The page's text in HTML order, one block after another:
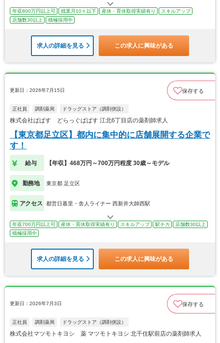
年収800万円以上可 残業月10ｈ以下 産休・育休取得実績有り
スキルアップ
店舗数30以上
積極採用中
求人の詳細を見る この求人に興味がある
更新日：2026年7月15日 保存する
正社員 調剤薬局 ドラッグストア（調剤併設）
株式会社ぱぱす どらっぐぱぱす 江北6丁目店の薬剤師求人
【東京都足立区】都内に集中的に店舗展開する企業で
す！
給与 【年収】468万円～700万円程度 30歳～モデル
勤務地 東京都 足立区
アクセス 都営日暮里・舎人ライナー 西新井大師西駅
年収700万円以上可 産休・育休取得実績有り スキルアップ 駅チカ
店舗数30以上
積極採用中
求人の詳細を見る この求人に興味がある
更新日：2026年7月3日 保存する
正社員 調剤薬局 ドラッグストア（調剤併設）
株式会社マツモトキヨシ 薬 マツモトキヨシ 北千住駅前店の薬剤師求人